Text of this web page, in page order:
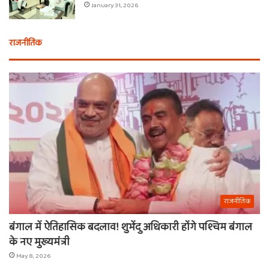
January 31, 2026
राजनीतिक
राजनीतिक
बंगाल में ऐतिहासिक बदलाव! शुभेंदु अधिकारी होंगे पश्चिम बंगाल
के नए मुख्यमंत्री
May 8, 2026